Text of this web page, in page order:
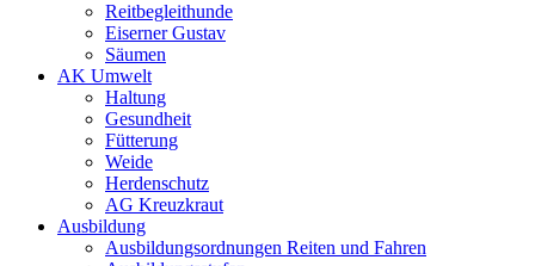
Reitbegleithunde
Eiserner Gustav
Säumen
AK Umwelt
Haltung
Gesundheit
Fütterung
Weide
Herdenschutz
AG Kreuzkraut
Ausbildung
Ausbildungsordnungen Reiten und Fahren